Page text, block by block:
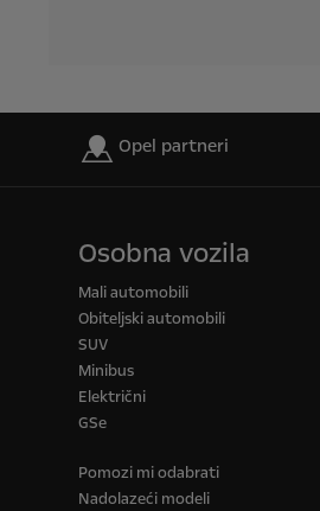
Opel partneri
Osobna vozila
Mali automobili
Obiteljski automobili
SUV
Minibus
Električni
GSe
Pomozi mi odabrati
Nadolazeći modeli